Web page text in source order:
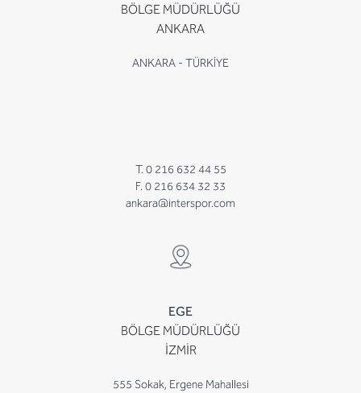
BÖLGE MÜDÜRLÜĞÜ
ANKARA
ANKARA - TÜRKİYE
T. 0 216 632 44 55
F. 0 216 634 32 33
ankara@interspor.com
EGE
BÖLGE MÜDÜRLÜĞÜ
İZMİR
555 Sokak, Ergene Mahallesi